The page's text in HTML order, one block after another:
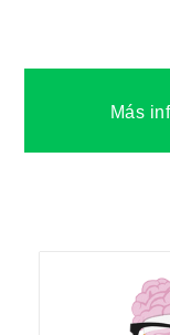
Más